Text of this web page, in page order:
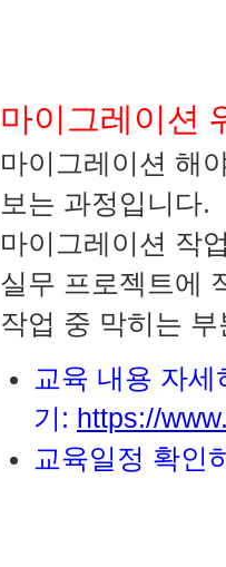
마이그레이션
마이그레이션 해
보는 과정입니다.
마이그레이션 작
실무 프로젝트에
작업 중 막히는
교육 내용 자세
기: https://
교육일정 확인